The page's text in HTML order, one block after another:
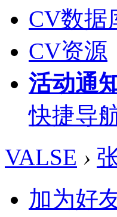
CV数据
CV资源
活动通
快捷导
VALSE ›
加为好